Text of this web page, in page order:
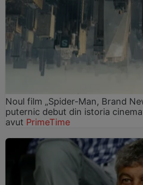
Noul film „Spider-Man, Brand
puternic debut din istoria
avut PrimeTime